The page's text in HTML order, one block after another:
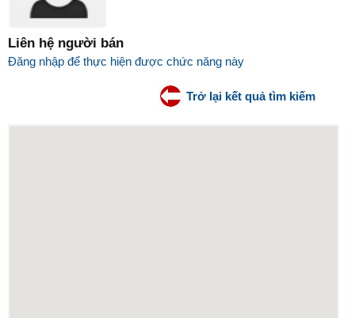
Liên hệ người bán
Đăng nhập để thực hiện được chức năng này
Trở lại kết quả tìm kiếm